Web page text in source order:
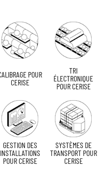
POUR
CERISE
TRI
ÉLECTRONIQUE
POUR CERISE
GESTION DES
INSTALLATIONS
POUR CERISE
SYSTÈMES DE
TRANSPORT POUR
CERISE